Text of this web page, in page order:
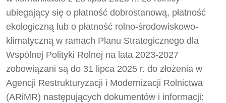
ubiegający się o płatność dobrostanową, płatność
ekologiczną lub o płatność rolno-środowiskowo-
klimatyczną w ramach Planu Strategicznego dla
Wspólnej Polityki Rolnej na lata 2023-2027
zobowiązani są do 31 lipca 2025 r. do złożenia w
Agencji Restrukturyzacji i Modernizacji Rolnictwa
(ARiMR) następujących dokumentów i informacji: